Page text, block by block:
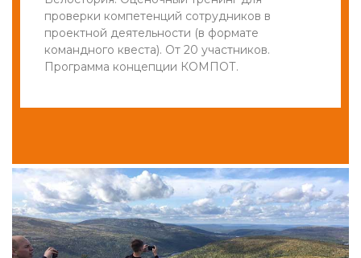
проверки компетенций сотрудников в
проектной деятельности (в формате
командного квеста). От 20 участников.
Программа концепции КОМПОТ.